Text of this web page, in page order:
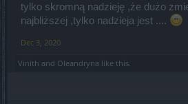
tylko skromną nadzieję ,że dużo
najbliższej ,tylko nadzieja jest ....
Dec 3, 2020
Vinith and Oleandryna like this.